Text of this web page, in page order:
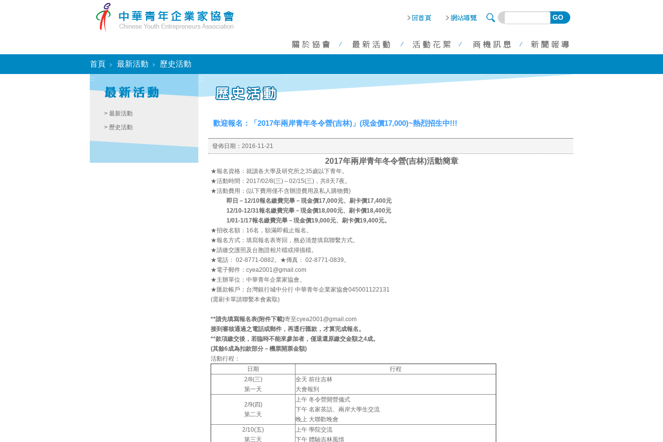
GO
首頁 最新活動 歷史活動
:::
> 最新活動
> 歷史活動
:::
歡迎報名：「2017年兩岸青年冬令營(吉林)」(現金價17,000)~熱烈招生中!!!
發佈日期： 2016-11-21
2017年兩岸青年冬令營(吉林)活動簡章
★報名資格：就讀各大學及研究所之35歲以下青年。
★活動時間：2017/02/8(三)～02/15(三)，共8天7夜。
★活動費用：(以下費用僅不含辦證費用及私人購物費)
即日－12/10報名繳費完畢－現金價17,000元、刷卡價17,400元
12/10-12/31報名繳費完畢－現金價18,000元、刷卡價18,400元
1/01-1/17報名繳費完畢－現金價19,000元、刷卡價19,400元。
★招收名額：16名，額滿即截止報名。
★報名方式：填寫報名表寄回，務必清楚填寫聯繫方式。
★請繳交護照及台胞證相片檔或掃描檔。
★電話： 02-8771-0882。★傳真： 02-8771-0839。
★電子郵件：cyea2001@gmail.com
★主辦單位：中華青年企業家協會。
★匯款帳戶：台灣銀行城中分行 中華青年企業家協會045001122131
(需刷卡單請聯繫本會索取)
**請先填寫報名表(附件下載)寄至cyea2001@gmail.com
接到審核通過之電話或郵件，再逕行匯款，才算完成報名。
**款項繳交後，若臨時不能來參加者，僅退還原繳交金額之4成。
(其餘6成為扣款部分－機票開票金額)
活動行程：
日期
行程
2/8(三)
第一天
全天 前往吉林
大會報到
2/9(四)
第二天
上午 冬令營開營儀式
下午 名家茶話、兩岸大學生交流
晚上 大聯歡晚會
2/10(五)
第三天
上午 學院交流
下午 體驗吉林風情